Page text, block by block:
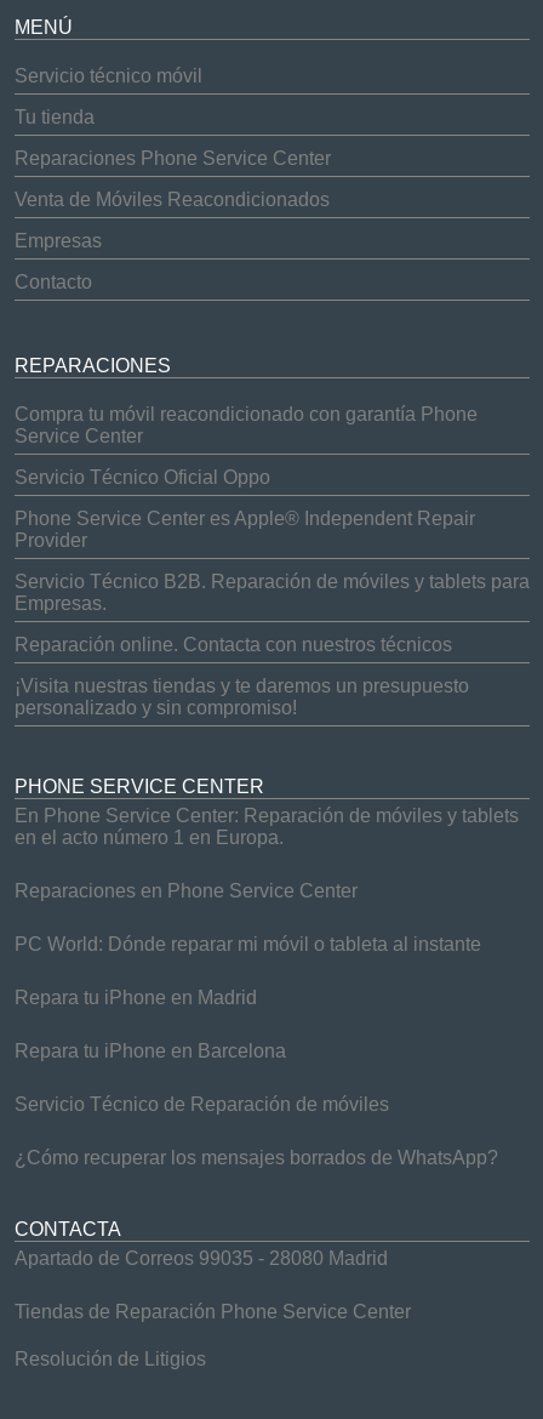
MENÚ
Servicio técnico móvil
Tu tienda
Reparaciones Phone Service Center
Venta de Móviles Reacondicionados
Empresas
Contacto
REPARACIONES
Compra tu móvil reacondicionado con garantía Phone
Service Center
Servicio Técnico Oficial Oppo
Phone Service Center es Apple® Independent Repair
Provider
Servicio Técnico B2B. Reparación de móviles y tablets para
Empresas.
Reparación online. Contacta con nuestros técnicos
¡Visita nuestras tiendas y te daremos un presupuesto
personalizado y sin compromiso!
PHONE SERVICE CENTER
En Phone Service Center: Reparación de móviles y tablets
en el acto número 1 en Europa.
Reparaciones en Phone Service Center
PC World: Dónde reparar mi móvil o tableta al instante
Repara tu iPhone en Madrid
Repara tu iPhone en Barcelona
Servicio Técnico de Reparación de móviles
¿Cómo recuperar los mensajes borrados de WhatsApp?
CONTACTA
Apartado de Correos 99035 - 28080 Madrid
Tiendas de Reparación Phone Service Center
Resolución de Litigios